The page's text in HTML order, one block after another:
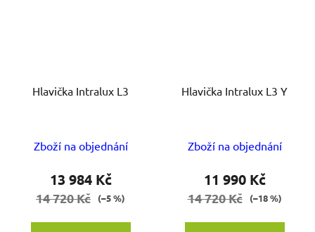
Hlavička Intralux L3
Zboží na objednání
13 984 Kč
14 720 Kč (–5 %)
Hlavička Intralux L3 Y
Zboží na objednání
11 990 Kč
14 720 Kč (–18 %)